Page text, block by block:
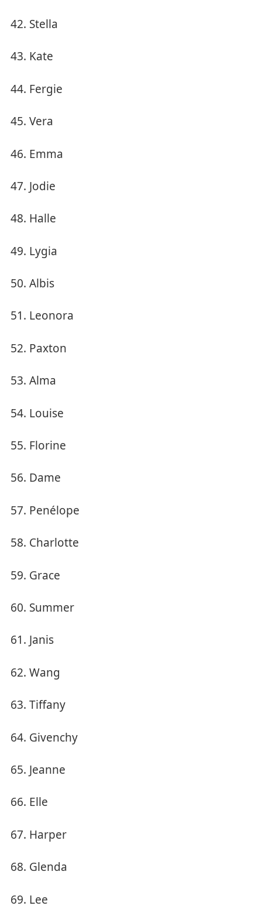
Stella
Kate
Fergie
Vera
Emma
Jodie
Halle
Lygia
Albis
Leonora
Paxton
Alma
Louise
Florine
Dame
Penélope
Charlotte
Grace
Summer
Janis
Wang
Tiffany
Givenchy
Jeanne
Elle
Harper
Glenda
Lee